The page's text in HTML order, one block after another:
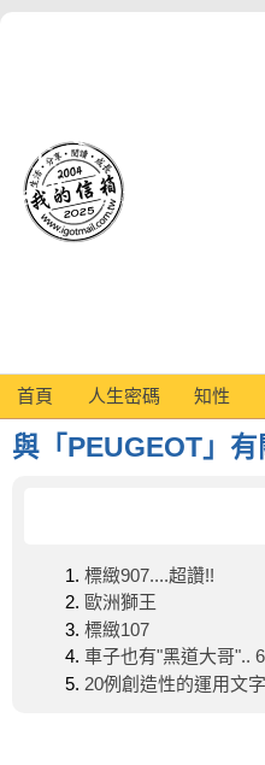
首頁 人生密碼 知性
與「PEUGEOT」
標緻907....超讚!!
歐洲獅王
標緻107
車子也有"黑道大哥"..
20例創造性的運用文